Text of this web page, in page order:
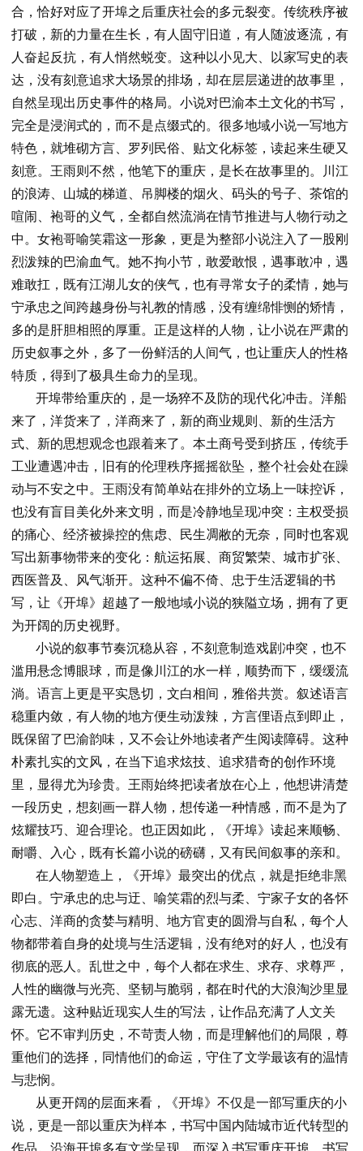
合，恰好对应了开埠之后重庆社会的多元裂变。传统秩序被
打破，新的力量在生长，有人固守旧道，有人随波逐流，有
人奋起反抗，有人悄然蜕变。这种以小见大、以家写史的表
达，没有刻意追求大场景的排场，却在层层递进的故事里，
自然呈现出历史事件的格局。小说对巴渝本土文化的书写，
完全是浸润式的，而不是点缀式的。很多地域小说一写地方
特色，就堆砌方言、罗列民俗、贴文化标签，读起来生硬又
刻意。王雨则不然，他笔下的重庆，是长在故事里的。川江
的浪涛、山城的梯道、吊脚楼的烟火、码头的号子、茶馆的
喧闹、袍哥的义气，全都自然流淌在情节推进与人物行动之
中。女袍哥喻笑霜这一形象，更是为整部小说注入了一股刚
烈泼辣的巴渝血气。她不拘小节，敢爱敢恨，遇事敢冲，遇
难敢扛，既有江湖儿女的侠气，也有寻常女子的柔情，她与
宁承忠之间跨越身份与礼教的情感，没有缠绵悱恻的矫情，
多的是肝胆相照的厚重。正是这样的人物，让小说在严肃的
历史叙事之外，多了一份鲜活的人间气，也让重庆人的性格
特质，得到了极具生命力的呈现。
开埠带给重庆的，是一场猝不及防的现代化冲击。洋船
来了，洋货来了，洋商来了，新的商业规则、新的生活方
式、新的思想观念也跟着来了。本土商号受到挤压，传统手
工业遭遇冲击，旧有的伦理秩序摇摇欲坠，整个社会处在躁
动与不安之中。王雨没有简单站在排外的立场上一味控诉，
也没有盲目美化外来文明，而是冷静地呈现冲突：主权受损
的痛心、经济被操控的焦虑、民生凋敝的无奈，同时也客观
写出新事物带来的变化：航运拓展、商贸繁荣、城市扩张、
西医普及、风气渐开。这种不偏不倚、忠于生活逻辑的书
写，让《开埠》超越了一般地域小说的狭隘立场，拥有了更
为开阔的历史视野。
小说的叙事节奏沉稳从容，不刻意制造戏剧冲突，也不
滥用悬念博眼球，而是像川江的水一样，顺势而下，缓缓流
淌。语言上更是平实恳切，文白相间，雅俗共赏。叙述语言
稳重内敛，有人物的地方便生动泼辣，方言俚语点到即止，
既保留了巴渝韵味，又不会让外地读者产生阅读障碍。这种
朴素扎实的文风，在当下追求炫技、追求猎奇的创作环境
里，显得尤为珍贵。王雨始终把读者放在心上，他想讲清楚
一段历史，想刻画一群人物，想传递一种情感，而不是为了
炫耀技巧、迎合理论。也正因如此，《开埠》读起来顺畅、
耐嚼、入心，既有长篇小说的磅礴，又有民间叙事的亲和。
在人物塑造上，《开埠》最突出的优点，就是拒绝非黑
即白。宁承忠的忠与迂、喻笑霜的烈与柔、宁家子女的各怀
心志、洋商的贪婪与精明、地方官吏的圆滑与自私，每个人
物都带着自身的处境与生活逻辑，没有绝对的好人，也没有
彻底的恶人。乱世之中，每个人都在求生、求存、求尊严，
人性的幽微与光亮、坚韧与脆弱，都在时代的大浪淘沙里显
露无遗。这种贴近现实人生的写法，让作品充满了人文关
怀。它不审判历史，不苛责人物，而是理解他们的局限，尊
重他们的选择，同情他们的命运，守住了文学最该有的温情
与悲悯。
从更开阔的层面来看，《开埠》不仅是一部写重庆的小
说，更是一部以重庆为样本，书写中国内陆城市近代转型的
作品。沿海开埠多有文学呈现，而深入书写重庆开埠、书写